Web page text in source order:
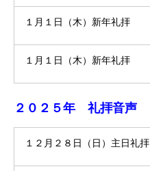
１月１日（木）新年礼拝
１月１日（木）新年礼拝
２０２５年 礼拝音声
１２月２８日（日）主日礼拝